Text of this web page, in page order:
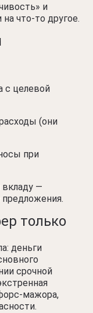
и
что-то другое.
с целевой
(они
при
вкладу —
только
деньги
срочной
мажора,